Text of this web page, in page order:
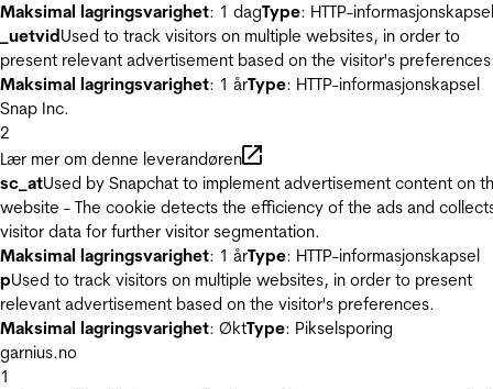
Maksimal lagringsvarighet: 1 dagType: HTTP-informasjonskapsel
_uetvidUsed to track visitors on multiple websites, in order to
present relevant advertisement based on the visitor's
Maksimal lagringsvarighet: 1 årType: HTTP-informasjonskapsel
Snap Inc.
2
Lær mer om denne leverandøren
sc_atUsed by Snapchat to implement advertisement content on
website - The cookie detects the efficiency of the ads and
visitor data for further visitor segmentation.
Maksimal lagringsvarighet: 1 årType: HTTP-informasjonskapsel
pUsed to track visitors on multiple websites, in order to present
relevant advertisement based on the visitor's preferences.
Maksimal lagringsvarighet: ØktType: Pikselsporing
garnius.no
1